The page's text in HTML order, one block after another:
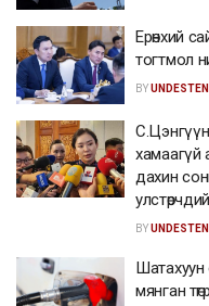
Ерөнхий
тогтмол
BYUNDESTEN
хамаагүй
дахин
BYUNDESTEN
Шатахуун
мянган